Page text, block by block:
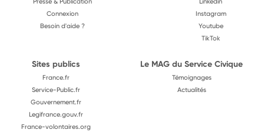
Connexion
Besoin d'aide ?
Instagram
Youtube
TikTok
Sites publics
France.fr
Service-Public.fr
Gouvernement.fr
Legifrance.gouv.fr
France-volontaires.org
Le MAG du Service Civique
Témoignages
Actualités